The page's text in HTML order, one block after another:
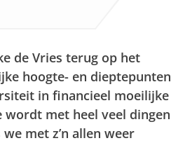
de Vries terug op het
hoogte- en dieptepunten
in financieel moeilijke
wordt met heel veel dingen
met z’n allen weer